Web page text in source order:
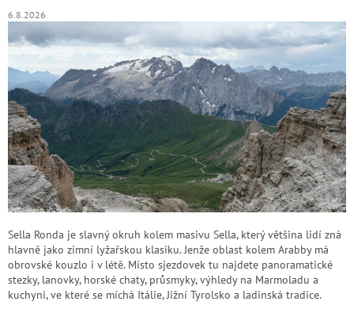
6.8.2026
Sella Ronda je slavný okruh kolem masivu Sella, který většina lidí zná
hlavně jako zimní lyžařskou klasiku. Jenže oblast kolem Arabby má
obrovské kouzlo i v létě. Místo sjezdovek tu najdete panoramatické
stezky, lanovky, horské chaty, průsmyky, výhledy na Marmoladu a
kuchyni, ve které se míchá Itálie, Jižní Tyrolsko a ladinská tradice.